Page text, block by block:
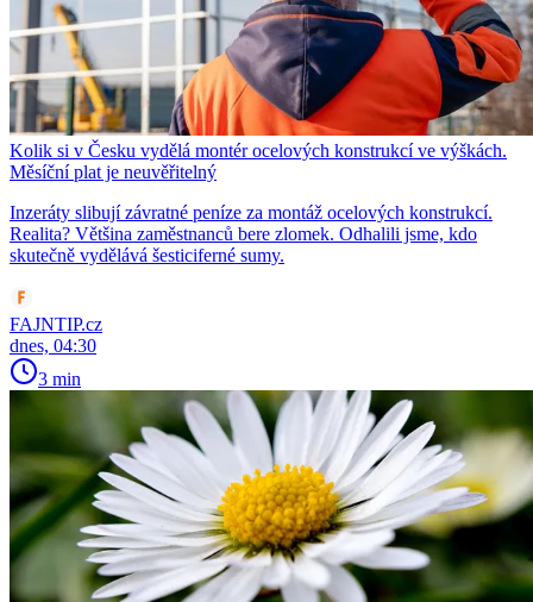
Kolik si v Česku vydělá montér ocelových konstrukcí ve výškách.
Měsíční plat je neuvěřitelný
Inzeráty slibují závratné peníze za montáž ocelových konstrukcí.
Realita? Většina zaměstnanců bere zlomek. Odhalili jsme, kdo
skutečně vydělává šesticiferné sumy.
FAJNTIP.cz
dnes, 04:30
3 min